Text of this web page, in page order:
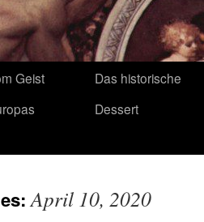
Geist
Das historische
Dessert
April 10, 2020